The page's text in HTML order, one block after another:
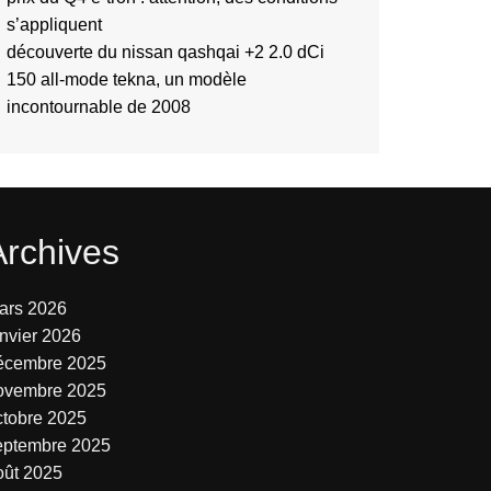
s’appliquent
découverte du nissan qashqai +2 2.0 dCi
150 all-mode tekna, un modèle
incontournable de 2008
2026
2026
2025
2025
2025
2025
2025